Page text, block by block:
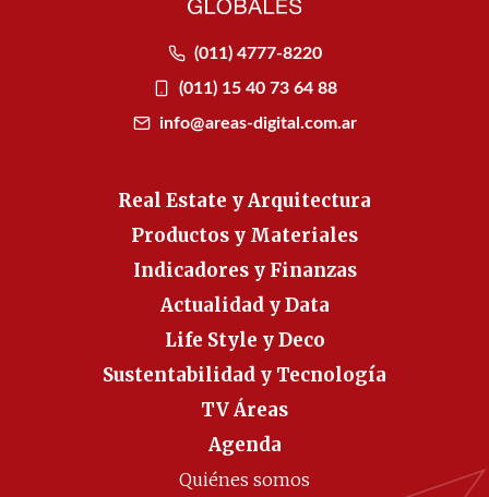
(011) 4777-8220
(011) 15 40 73 64 88
info@areas-digital.com.ar
Real Estate y Arquitectura
Productos y Materiales
Indicadores y Finanzas
Actualidad y Data
Life Style y Deco
Sustentabilidad y Tecnología
TV Áreas
Agenda
Quiénes somos